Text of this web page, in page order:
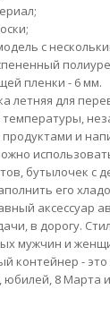
с
пленки - 6 мм.
летняя для
и
бутылочек с
его
аксессуар
в дорогу.
мужчин и
контейнер -
юбилей, 8 Марта